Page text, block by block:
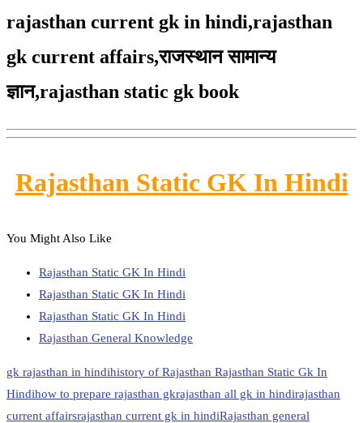
rajasthan current gk in hindi,rajasthan
gk current affairs,राजस्थान सामान्य
ज्ञान,rajasthan static gk book
Rajasthan Static GK In Hindi
You Might Also Like
Rajasthan Static GK In Hindi
Rajasthan Static GK In Hindi
Rajasthan Static GK In Hindi
Rajasthan General Knowledge
gk rajasthan in hindihistory of Rajasthan Rajasthan Static Gk In
Hindihow to prepare rajasthan gkrajasthan all gk in hindirajasthan
current affairsrajasthan current gk in hindiRajasthan general